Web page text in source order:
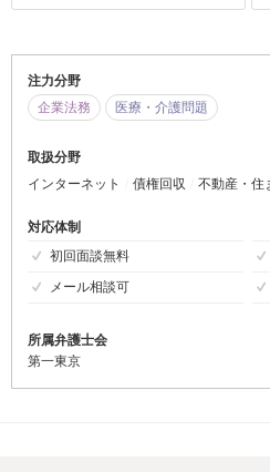
注力分野
企業法務
医療・介護問題
取扱分野
インターネット
債権回収 不動産・住
対応体制
初回面談無料
メール相談可
所属弁護士会
第一東京